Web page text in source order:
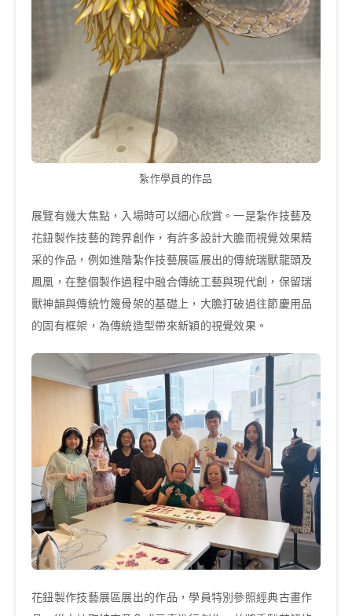
紮作學員的作品
展覽有幾大焦點，入場時可以細心欣賞。一是紮作技藝及
花鈕製作技藝的跨界創作，有許多設計大膽而視覺效果精
采的作品，例如進階紮作技藝展區展出的傳統瑞獸龍頭及
鳳凰，在整個製作過程中融合傳統工藝與現代創，保留瑞
獸神韻與傳統竹篾骨架的基礎上，大膽打破過往節慶用品
的固有框架，為傳統造型帶來新穎的視覺效果。
花鈕製作技藝展區展出的作品，學員特別參照經典古畫作